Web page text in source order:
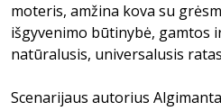
moteris, amžina kova su
išgyvenimo būtinybė, gamtos
natūralusis, universalusis
Scenarijaus autorius